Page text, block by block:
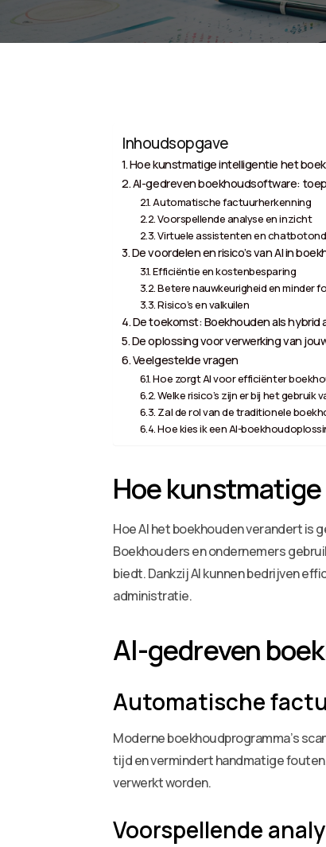
Inhoudsopgave
Hoe kunstmatige intelligentie het
AI-gedreven boekhoudsoftware:
Automatische factuurherkenning
Voorspellende analyse en inzicht
Virtuele assistenten en
De voordelen en risico’s van AI in
Efficiëntie en kostenbesparing
Betere nauwkeurigheid en minder
Risico’s en valkuilen
De toekomst: Boekhouden als
De oplossing voor verwerking van
Veelgestelde vragen
Hoe zorgt AI voor efficiënter
Welke risico’s zijn er bij het gebruik
Zal de rol van de traditionele
Hoe kies ik een AI-
Hoe
Hoe AI het boekhouden verandert
Boekhouders en ondernemers
biedt. Dankzij AI kunnen bedrijven
administratie.
AI-gedreven
Automatische
Moderne boekhoudprogramma’s
tijd en vermindert handmatige
verwerkt worden.
Voorspellende